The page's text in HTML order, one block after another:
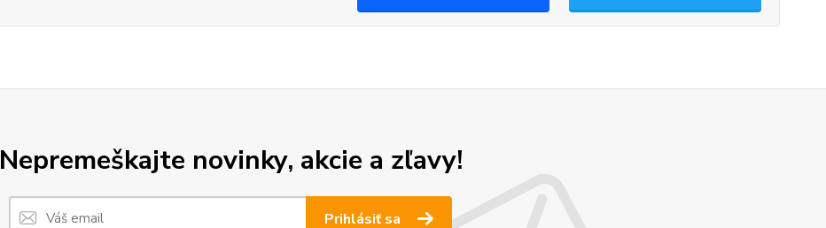
Nepremeškajte novinky, akcie a zľavy!
Prihlásiť sa